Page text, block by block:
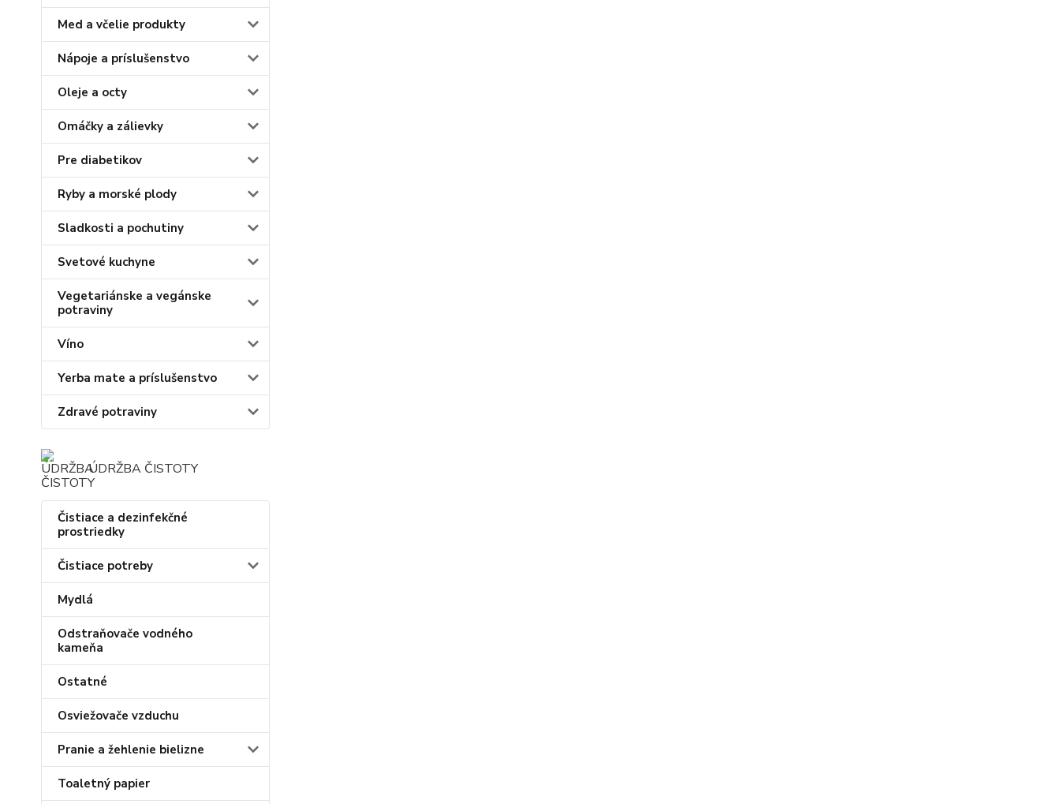
Med a včelie produkty
Nápoje a príslušenstvo
Oleje a octy
Omáčky a zálievky
Pre diabetikov
Ryby a morské plody
Sladkosti a pochutiny
Svetové kuchyne
Vegetariánske a vegánske
potraviny
Víno
Yerba mate a príslušenstvo
Zdravé potraviny
ÚDRŽBA ČISTOTY
Čistiace a dezinfekčné
prostriedky
Čistiace potreby
Mydlá
Odstraňovače vodného
kameňa
Ostatné
Osviežovače vzduchu
Pranie a žehlenie bielizne
Toaletný papier